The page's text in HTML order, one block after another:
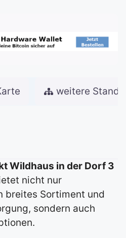
weitere
Wildhaus in der Dorf 3
nicht nur
breites Sortiment und
sondern auch